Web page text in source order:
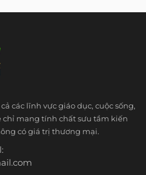
các lĩnh vực giáo dục, cuộc sống,
chỉ mang tính chất sưu tầm kiến
có giá trị thương mại.